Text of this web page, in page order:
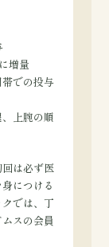
増量
での投与
上腕の順
は必ず医
につける
では、丁
スの会員